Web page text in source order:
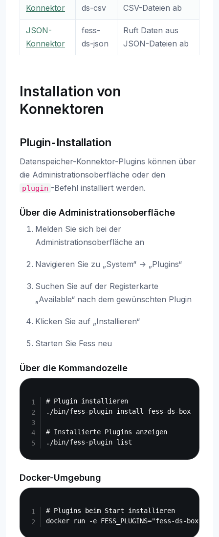
Konnektor ds-csv CSV-Dateien ab
JSON-
Konnektor
fess-
ds-json
Ruft Daten aus
JSON-Dateien ab
Installation von
Konnektoren
Plugin-Installation
Datenspeicher-Konnektor-Plugins können über
die Administrationsoberfläche oder den
plugin -Befehl installiert werden.
Über die Administrationsoberfläche
Melden Sie sich bei der
Administrationsoberfläche an
Navigieren Sie zu „System“ -> „Plugins“
Suchen Sie auf der Registerkarte
„Available“ nach dem gewünschten Plugin
Klicken Sie auf „Installieren“
Starten Sie Fess neu
Über die Kommandozeile
# Plugin installieren
./bin/fess-plugin install fess-ds-box
# Installierte Plugins anzeigen
Docker-Umgebung
# Plugins beim Start installieren